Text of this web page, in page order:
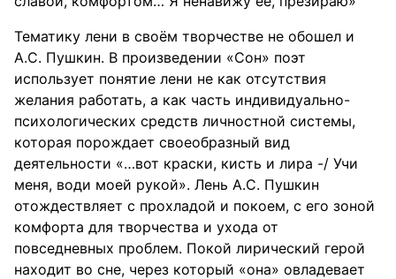
Тематику лени в своём творчестве не обошел и
А.С. Пушкин. В произведении «Сон» поэт
использует понятие лени не как отсутствия
желания работать, а как часть индивидуально-
психологических средств личностной системы,
которая порождает своеобразный вид
деятельности «…вот краски, кисть и лира -/ Учи
меня, води моей рукой». Лень А.С. Пушкин
отождествляет с прохладой и покоем, с его зоной
комфорта для творчества и ухода от
повседневных проблем. Покой лирический герой
находит во сне, через который «она» овладевает